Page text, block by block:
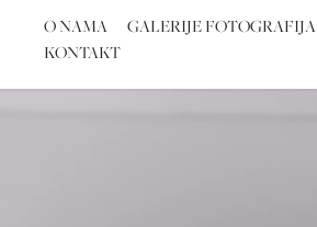
O NAMA GALERIJE FOTOGRAFIJA
KONTAKT